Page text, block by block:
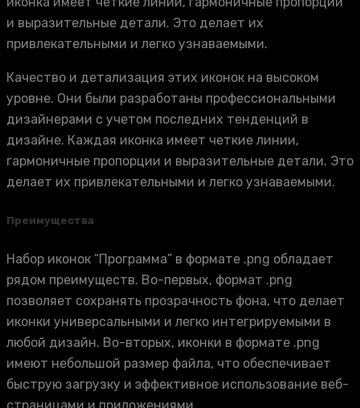
и выразительные детали. Это делает их
привлекательными и легко узнаваемыми.
Качество и детализация этих иконок на высоком
уровне. Они были разработаны профессиональными
дизайнерами с учетом последних тенденций в
дизайне. Каждая иконка имеет четкие линии,
гармоничные пропорции и выразительные детали. Это
делает их привлекательными и легко узнаваемыми.
Преимущества
Набор иконок “Программа” в формате .png обладает
рядом преимуществ. Во-первых, формат .png
позволяет сохранять прозрачность фона, что делает
иконки универсальными и легко интегрируемыми в
любой дизайн. Во-вторых, иконки в формате .png
имеют небольшой размер файла, что обеспечивает
быструю загрузку и эффективное использование веб-